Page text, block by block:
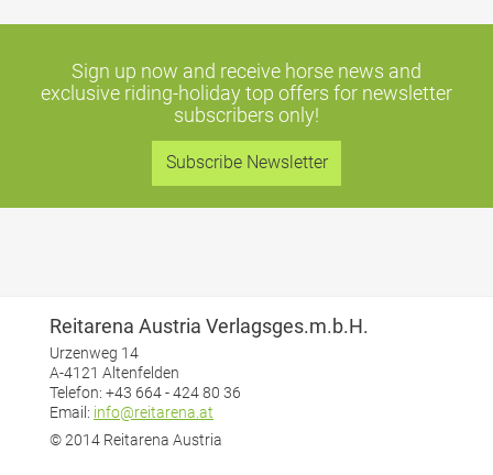
Sign up now and receive horse news and
exclusive riding-holiday top offers for newsletter
subscribers only!
Subscribe Newsletter
Reitarena Austria Verlagsges.m.b.H.
Urzenweg 14
A-4121 Altenfelden
Telefon: +43 664 - 424 80 36
Email: info@reitarena.at
© 2014 Reitarena Austria